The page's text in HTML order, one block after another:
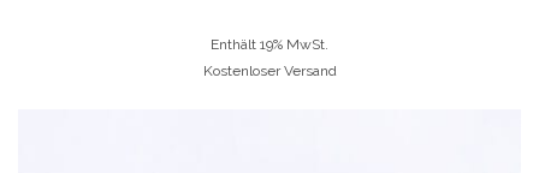
Enthält 19% MwSt.
Kostenloser Versand